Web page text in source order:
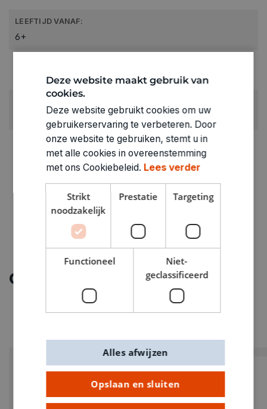
LEEFTIJD VANAF:
6+
Pakketten & koffers
0.255kg
ARTIKELNUMMER
0840237
Ontdek meer
Deze website maakt gebruik van
cookies.
Deze website gebruikt cookies om uw
gebruikerservaring te verbeteren. Door
onze website te gebruiken, stemt u in
met alle cookies in overeenstemming
met ons Cookiebeleid. Lees verder
Strikt
noodzakelijk
Prestatie Targeting
Functioneel
Niet-
geclassificeerd
Opslaan en sluiten
Alles afwijzen